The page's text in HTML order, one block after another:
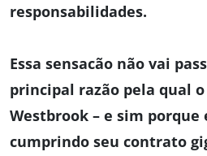
responsabilidades.
Essa sensacão não vai
principal razão pela qual
Westbrook – e sim
cumprindo seu contrato